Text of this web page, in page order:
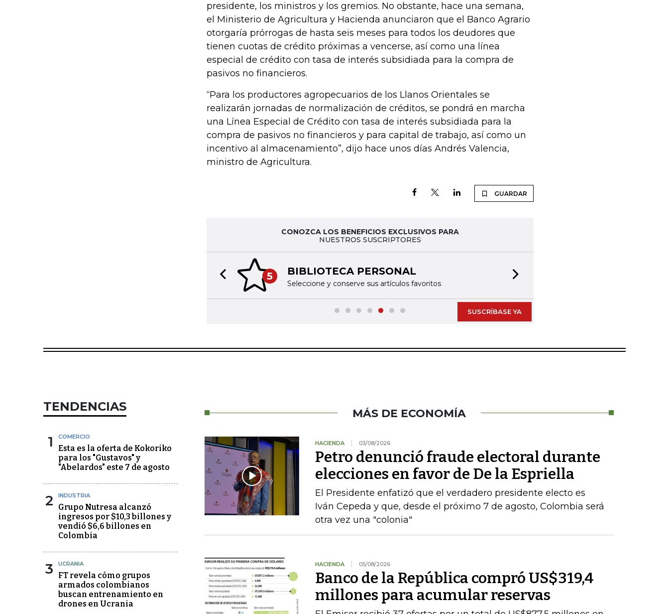
presidente, los ministros y los gremios. No obstante, hace una semana,
el Ministerio de Agricultura y Hacienda anunciaron que el Banco Agrario
otorgaría prórrogas de hasta seis meses para todos los deudores que
tienen cuotas de crédito próximas a vencerse, así como una línea
especial de crédito con tasa de interés subsidiada para la compra de
pasivos no financieros.
“Para los productores agropecuarios de los Llanos Orientales se
realizarán jornadas de normalización de créditos, se pondrá en marcha
una Línea Especial de Crédito con tasa de interés subsidiada para la
compra de pasivos no financieros y para capital de trabajo, así como un
incentivo al almacenamiento”, dijo hace unos días Andrés Valencia,
ministro de Agricultura.
GUARDAR
CONOZCA LOS BENEFICIOS EXCLUSIVOS PARA
NUESTROS SUSCRIPTORES
5 BIBLIOTECA PERSONAL
Seleccione y conserve sus artículos favoritos
Previous slide
SUSCRÍBASE YA
TENDENCIAS
1 COMERCIO
Esta es la oferta de Kokoriko
para los "Gustavos" y
"Abelardos" este 7 de agosto
2 INDUSTRIA
Grupo Nutresa alcanzó
ingresos por $10,3 billones y
vendió $6,6 billones en
Colombia
3 UCRANIA
FT revela cómo grupos
armados colombianos
buscan entrenamiento en
drones en Ucrania
MÁS DE ECONOMÍA
HACIENDA 03/08/2026
Petro denunció fraude electoral durante
elecciones en favor de De la Espriella
El Presidente enfatizó que el verdadero presidente electo es
Iván Cepeda y que, desde el próximo 7 de agosto, Colombia será
otra vez una "colonia"
HACIENDA 05/08/2026
Banco de la República compró US$319,4
millones para acumular reservas